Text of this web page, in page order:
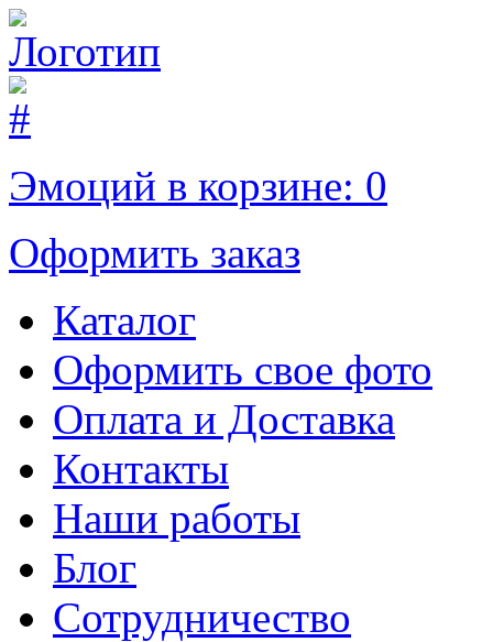
Эмоций в корзине: 0
Оформить заказ
Каталог
Оформить свое фото
Оплата и Доставка
Контакты
Наши работы
Блог
Сотрудничество